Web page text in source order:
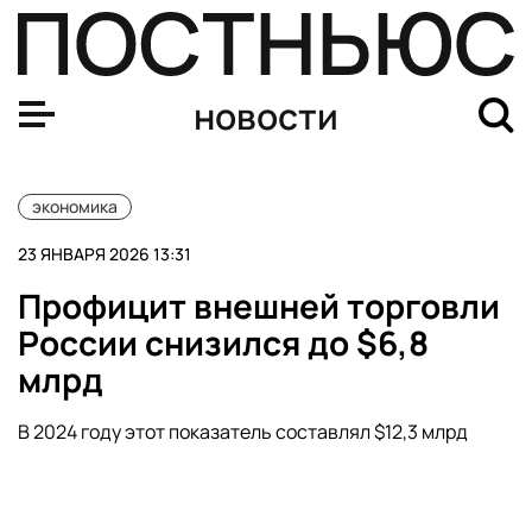
новости
экономика
23 ЯНВАРЯ 2026 13:31
Профицит внешней торговли
России снизился до $6,8
млрд
В 2024 году этот показатель составлял $12,3 млрд
Песков: РФ и США проведут переговоры об